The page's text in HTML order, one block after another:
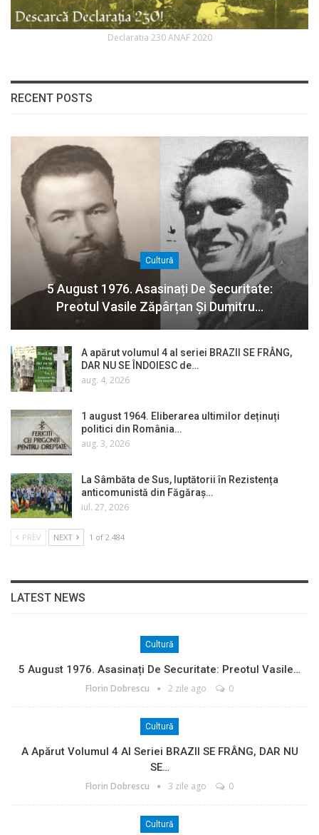
Declaratia 230 ANAF 2020
RECENT POSTS
Cultură
5 August 1976. Asasinați De Securitate:
Preotul Vasile Zăpârțan Și Dumitru…
A apărut volumul 4 al seriei BRAZII SE FRÂNG,
DAR NU SE ÎNDOIESC de…
aug. 4, 2026
1 august 1964. Eliberarea ultimilor deținuți
politici din România…
aug. 3, 2026
La Sâmbăta de Sus, luptătorii în Rezistența
anticomunistă din Făgăraș…
iul. 27, 2026
PREV NEXT 1 of 2.484
LATEST NEWS
Cultură
5 August 1976. Asasinați De Securitate: Preotul Vasile…
Florin Dobrescu 2 zile ago 0
Cultură
A Apărut Volumul 4 Al Seriei BRAZII SE FRÂNG, DAR NU
SE…
Florin Dobrescu 3 zile ago 0
Cultură